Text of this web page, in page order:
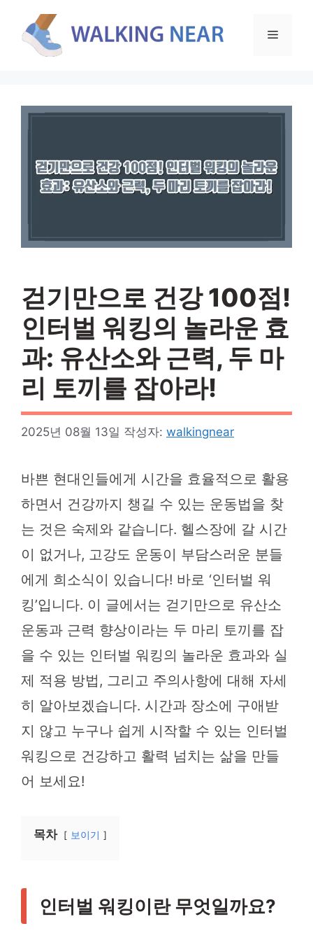
메
걷기만으로 건강 100점!
인터벌 워킹의 놀라운 효
과: 유산소와 근력, 두 마
리 토끼를 잡아라!
2025년 08월 13일 작성자: walkingnear
바쁜 현대인들에게 시간을 효율적으로 활용
하면서 건강까지 챙길 수 있는 운동법을 찾
는 것은 숙제와 같습니다. 헬스장에 갈 시간
이 없거나, 고강도 운동이 부담스러운 분들
에게 희소식이 있습니다! 바로 ‘인터벌 워
킹’입니다. 이 글에서는 걷기만으로 유산소
운동과 근력 향상이라는 두 마리 토끼를 잡
을 수 있는 인터벌 워킹의 놀라운 효과와 실
제 적용 방법, 그리고 주의사항에 대해 자세
히 알아보겠습니다. 시간과 장소에 구애받
지 않고 누구나 쉽게 시작할 수 있는 인터벌
워킹으로 건강하고 활력 넘치는 삶을 만들
어 보세요!
목차 보이기
인터벌 워킹이란 무엇일까요?